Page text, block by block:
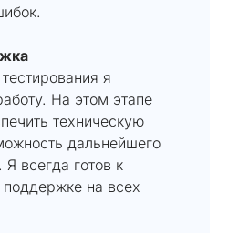
я
На этом этапе
техническую
дальнейшего
Я всегда готов к
поддержке на всех